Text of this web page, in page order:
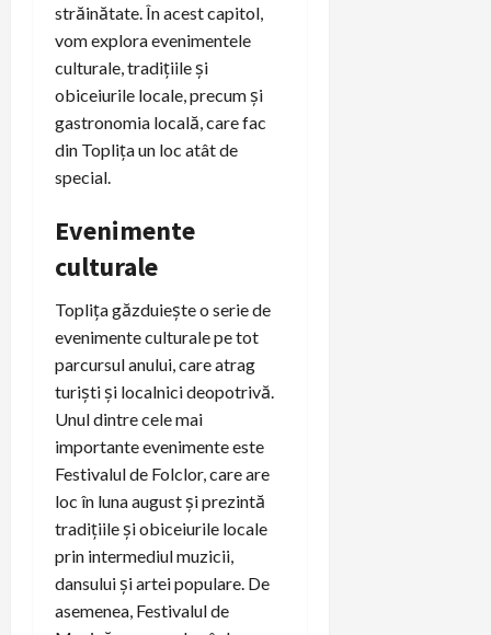
străinătate. În acest capitol,
vom explora evenimentele
culturale, tradițiile și
obiceiurile locale, precum și
gastronomia locală, care fac
din Toplița un loc atât de
special.
Evenimente
culturale
Toplița găzduiește o serie de
evenimente culturale pe tot
parcursul anului, care atrag
turiști și localnici deopotrivă.
Unul dintre cele mai
importante evenimente este
Festivalul de Folclor, care are
loc în luna august și prezintă
tradițiile și obiceiurile locale
prin intermediul muzicii,
dansului și artei populare. De
asemenea, Festivalul de